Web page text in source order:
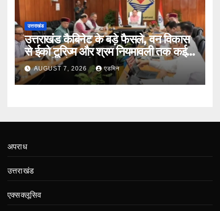
उत्तराखंड
उत्तराखंड कैबिनेट के बड़े फैसले, वन विकास
से ईको टूरिज्म और श्रम नियमावली तक कई
प्रस्तावों को मंजूरी
AUGUST 7, 2026 एडमिन
अपराध
उत्तराखंड
एक्सक्लूसिव